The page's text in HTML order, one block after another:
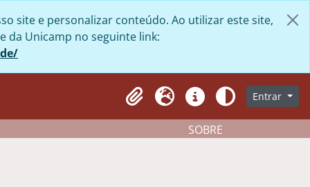
site e personalizar conteúdo. Ao utilizar este site,
da Unicamp no seguinte link:
Clipboard
Idioma AtalhosAparênciaEntrar
SOBRE